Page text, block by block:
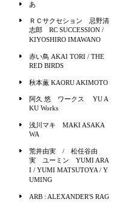
あ
ＲＣサクセション 忌野清
志郎 RC SUCCESSION /
KIYOSHIRO IMAWANO
赤い鳥 AKAI TORI / THE
RED BIRDS
秋本薫 KAORU AKIMOTO
阿久 悠 ワークス YU A
KU Works
浅川マキ MAKI ASAKA
WA
荒井由実 / 松任谷由
実 ユーミン YUMI ARA
I / YUMI MATSUTOYA / Y
UMING
ARB : ALEXANDER'S RAG